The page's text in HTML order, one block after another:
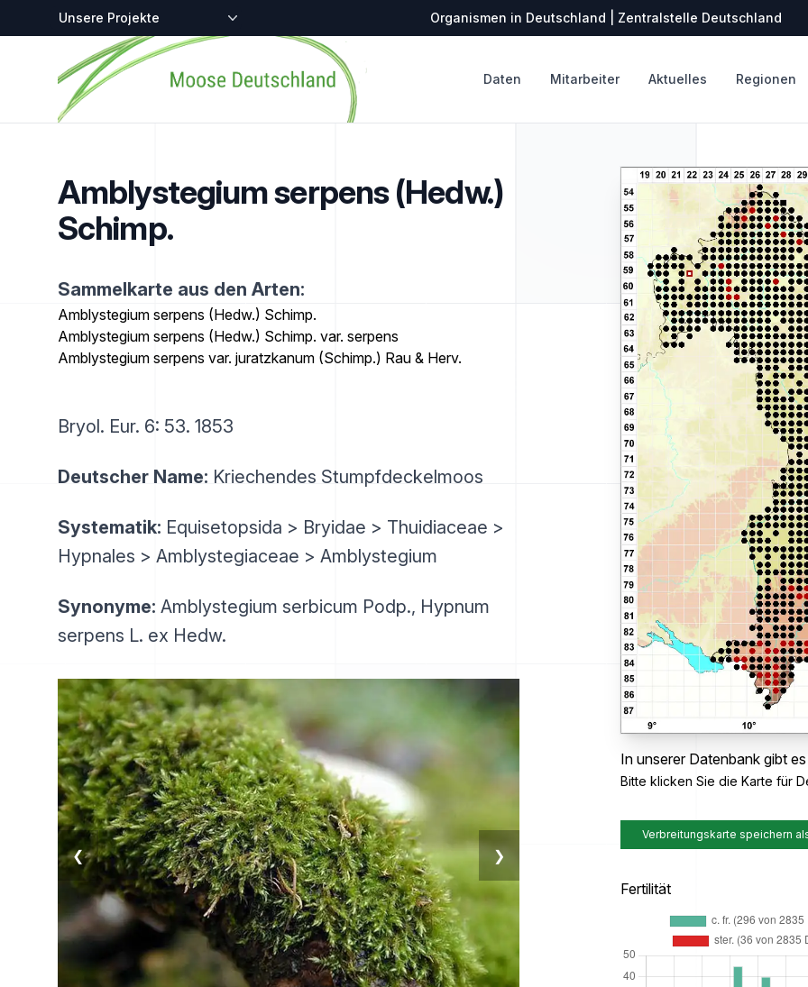
Zentralstellen-Projekte Organismen in Deutschland | Zentralstelle Deutschland
Startseite
Daten Mitarbeiter Aktuelles Regionen
Amblystegium serpens (Hedw.)
Schimp.
Sammelkarte aus den Arten:
Amblystegium serpens (Hedw.) Schimp.
Amblystegium serpens (Hedw.) Schimp. var. serpens
Amblystegium serpens var. juratzkanum (Schimp.) Rau & Herv.
Bryol. Eur. 6: 53. 1853
Deutscher Name: Kriechendes Stumpfdeckelmoos
Systematik: Equisetopsida > Bryidae > Thuidiaceae >
Hypnales > Amblystegiaceae > Amblystegium
Synonyme: Amblystegium serbicum Podp., Hypnum
serpens L. ex Hedw.
❮ ❯
In unserer Datenbank gibt
Bitte klicken Sie die Karte für
Verbreitungskarte speichern
Fertilität